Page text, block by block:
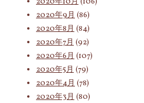
2020年9月 (86)
2020年8月 (84)
2020年7月 (92)
2020年6月 (107)
2020年5月 (79)
2020年4月 (78)
2020年3月 (80)